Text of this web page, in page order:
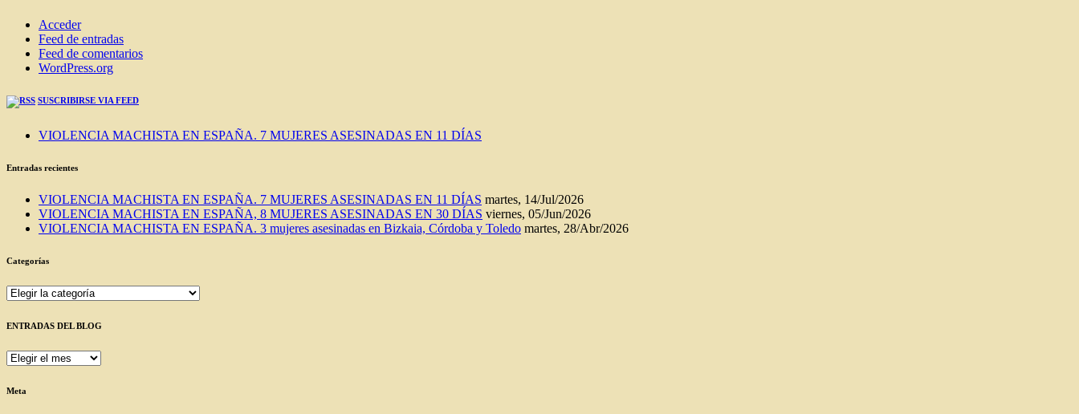
Acceder
Feed de entradas
Feed de comentarios
WordPress.org
SUSCRIBIRSE VIA FEED
VIOLENCIA MACHISTA EN ESPAÑA. 7 MUJERES ASESINADAS EN 11 DÍAS
Entradas recientes
VIOLENCIA MACHISTA EN ESPAÑA. 7 MUJERES ASESINADAS EN 11 DÍAS martes, 14/Jul/2026
VIOLENCIA MACHISTA EN ESPAÑA, 8 MUJERES ASESINADAS EN 30 DÍAS viernes, 05/Jun/2026
VIOLENCIA MACHISTA EN ESPAÑA. 3 mujeres asesinadas en Bizkaia, Córdoba y Toledo martes, 28/Abr/2026
Categorías
Categorías
ENTRADAS DEL BLOG
ENTRADAS
BLOG
Meta